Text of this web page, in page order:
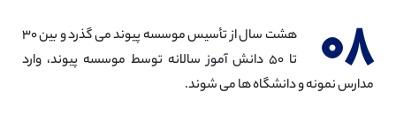
۰۸
هشت سال از تأسیس موسسه پیوند می گذرد و بین ۳۰
تا ۵۰ دانش آموز سالانه توسط موسسه پیوند، وارد
مدارس نمونه و دانشگاه ها می شوند.